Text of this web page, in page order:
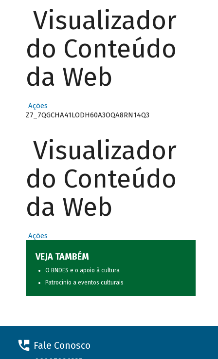
Visualizador
do Conteúdo
da Web
Ações
Z7_7QGCHA41LODH60A3OQA8RN14Q3
Visualizador
do Conteúdo
da Web
Ações
VEJA TAMBÉM
O BNDES e o apoio à cultura
Patrocínio a eventos culturais
Fale Conosco